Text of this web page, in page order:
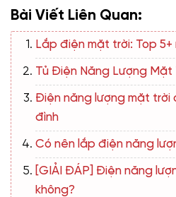
Bài Viết Liên Quan:
Lắp điện mặt trời: Top
Tủ Điện Năng Lượng Mặt
Điện năng lượng mặt trời
đình
Có nên lắp điện năng
[GIẢI ĐÁP] Điện năng
không?